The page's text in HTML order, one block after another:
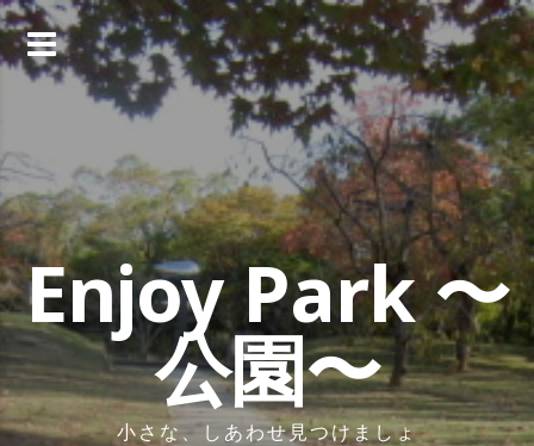
コ
ン
テ
へ
ス
キ
ッ
プ Enjoy Park 〜
公園〜
小さな、しあわせ見つけましょ